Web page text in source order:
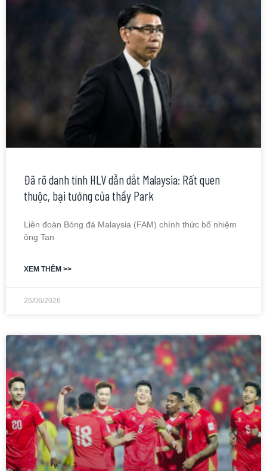
Đã rõ danh tính HLV dẫn dắt Malaysia: Rất quen
thuộc, bại tướng của thầy Park
Liên đoàn Bóng đá Malaysia (FAM) chính thức bổ nhiệm
ông Tan
XEM THÊM >>
26/06/2026